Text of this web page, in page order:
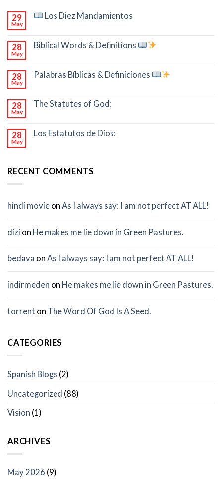
29
May
Los Diez Mandamientos
28
May
Biblical Words & Definitions
28
May
Palabras Bíblicas & Definiciones
28
May
The Statutes of God:
28
May
Los Estatutos de Dios:
RECENT COMMENTS
hindi movie on As I always say: I am not perfect AT ALL!
dizi on He makes me lie down in Green Pastures.
bedava on As I always say: I am not perfect AT ALL!
indirmeden on He makes me lie down in Green Pastures.
torrent on The Word Of God Is A Seed.
CATEGORIES
Spanish Blogs (2)
Uncategorized (88)
Vision (1)
ARCHIVES
May 2026 (9)